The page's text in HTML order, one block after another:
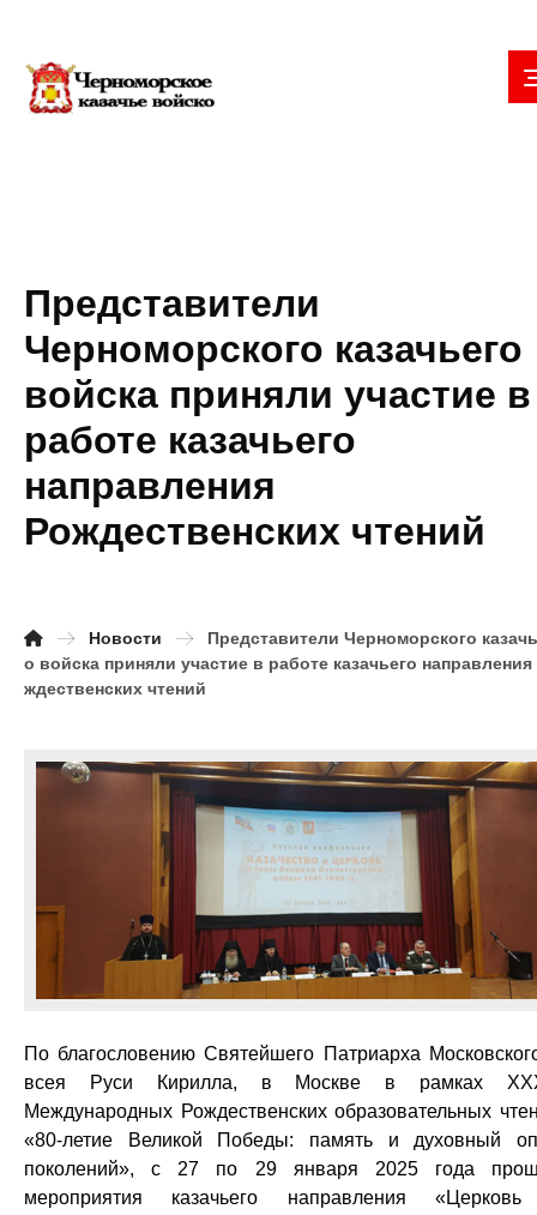
Представители
Черноморского казачьего
войска приняли участие в
работе казачьего
направления
Рождественских чтений
Новости
Представители Черноморского
о войска приняли участие в работе казачьего
ждественских чтений
По благословению Святейшего Патриарха
всея Руси Кирилла, в Москве в рамках
Международных Рождественских образовательных
«80-летие Великой Победы: память и духовный
поколений», с 27 по 29 января 2025 года
мероприятия казачьего направления